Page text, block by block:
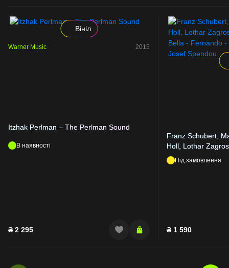
Вініл
Warner Music 2015
Itzhak Perlman – The Perlman Sound
В наявності
₴ 2 295
Franz Schubert,
Holl, Lothar
Bella - Fernando -
Josef Spendou
Під замовлення
₴ 1 590